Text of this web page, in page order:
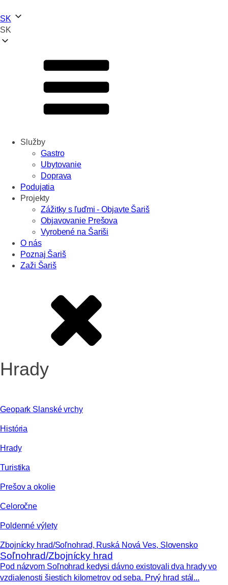
SK
SK
Služby
Gastro
Ubytovanie
Doprava
Podujatia
Projekty
Zážitky s ľuďmi - Objavte Šariš
Objavovanie Prešova
Vyrobené na Šariši
O nás
Poznaj Šariš
Zaži Šariš
Hrady
Geopark Slanské vrchy
História
Hrady
Turistika
Prešov a okolie
Celoročne
Poldenné výlety
Zbojnícky hrad/Soľnohrad, Ruská Nová Ves, Slovensko
Soľnohrad/Zbojnícky hrad
Pod názvom Soľnohrad kedysi dávno existovali dva hrady vo
vzdialenosti šiestich kilometrov od seba. Prvý hrad stál...